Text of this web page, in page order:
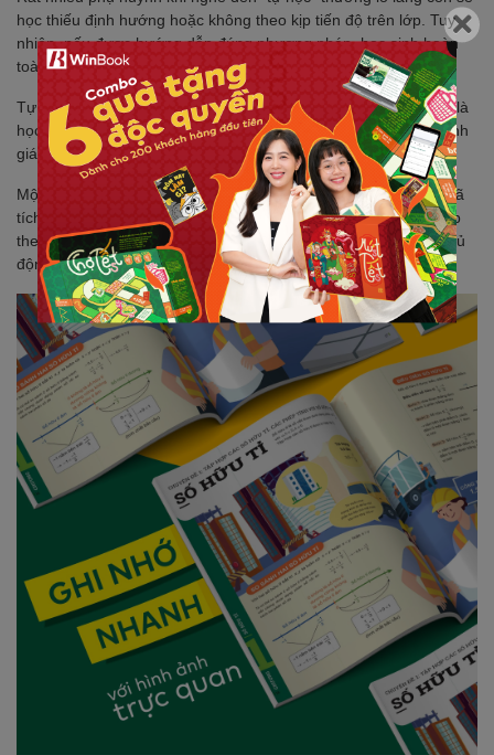
học thiếu định hướng hoặc không theo kịp tiến độ trên lớp. Tuy
nhiên, nếu được hướng dẫn đúng phương pháp, học sinh hoàn
toàn có thể học hiệu quả hơn với thời lượng vừa phải.
Tự học không có nghĩa là bỏ hoàn toàn vai trò hướng dẫn, mà là
học sinh biết cách xây dựng lộ trình học phù hợp, biết cách đánh
giá sự tiến bộ của bản thân và học có mục tiêu rõ ràng.
Một số tài liệu học tập hiện nay nhưbộ sách Đột Phá Tư Duyđã
tích hợp các kỹ thuật tư duy hình ảnh, hệ thống ghi nhớ, bài tập
theo kỹ năng và bảng tự đánh giá – nhằm giúp học sinh học chủ
động hơn, hiểu sâu hơn và rèn luyện có chiến lược từ sớm.